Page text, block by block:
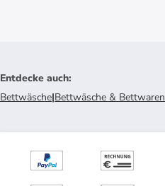
Entdecke auch:
Bettwäsche|Bettwäsche & Bettwaren